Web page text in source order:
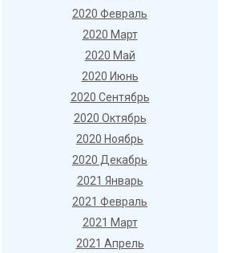
2020 Февраль
2020 Март
2020 Май
2020 Июнь
2020 Сентябрь
2020 Октябрь
2020 Ноябрь
2020 Декабрь
2021 Январь
2021 Февраль
2021 Март
2021 Апрель